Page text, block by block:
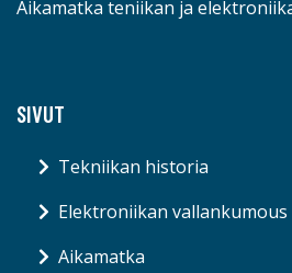
Aikamatka teniikan ja
SIVUT
Tekniikan historia
Elektroniikan vallankumous
Aikamatka